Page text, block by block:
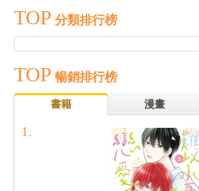
TOP 分類排行榜
TOP 暢銷排行榜
書籍 漫畫